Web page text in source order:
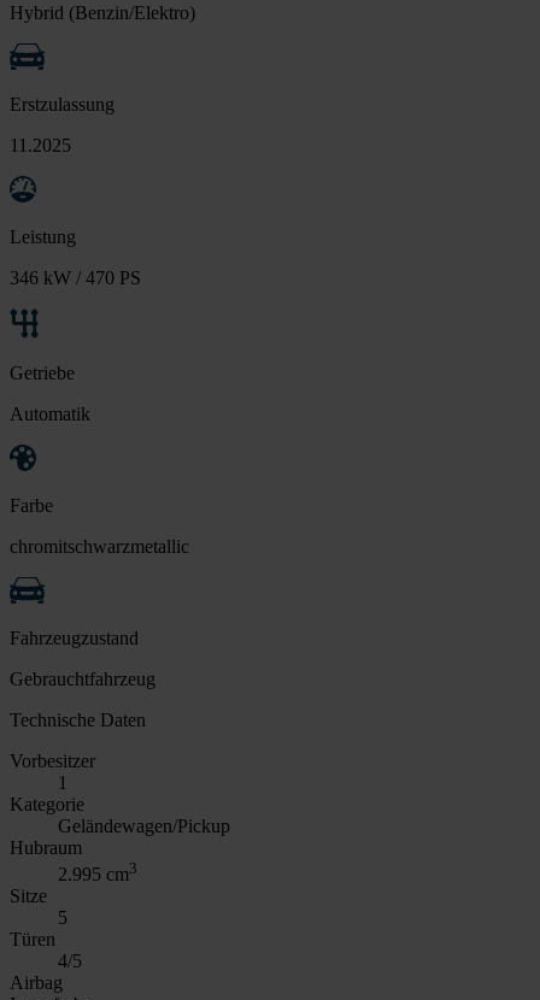
Hybrid (Benzin/Elektro)
Erstzulassung
11.2025
Leistung
346 kW / 470 PS
Getriebe
Automatik
Farbe
chromitschwarzmetallic
Fahrzeugzustand
Gebrauchtfahrzeug
Technische Daten
Vorbesitzer
1
Kategorie
Geländewagen/Pickup
Hubraum
2.995 cm3
Sitze
5
Türen
4/5
Airbag